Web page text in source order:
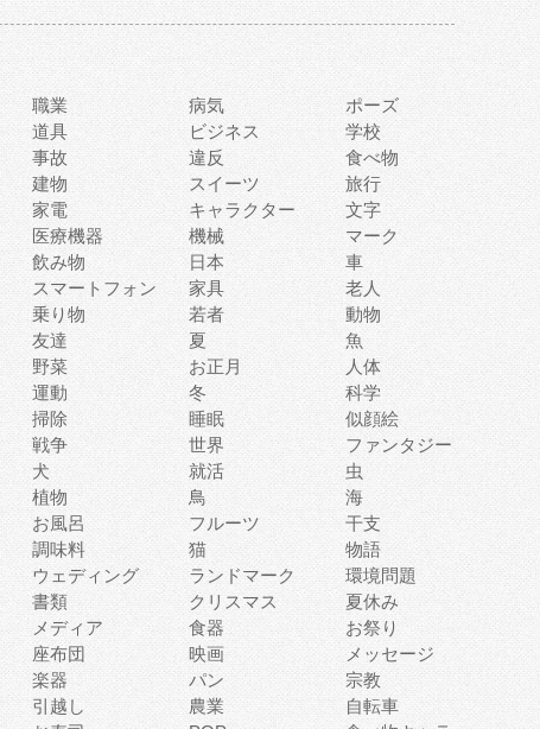
職業 病気
ポーズ
道具 ビジネス
学校
事故 違反
食べ物
建物 スイーツ
旅行
家電 キャラクター
文字
医療機器 機械
マーク
飲み物 日本
車
スマートフォン 家具
老人
乗り物 若者
動物
友達 夏
魚
野菜 お正月
人体
運動 冬
科学
掃除 睡眠
似顔絵
戦争 世界
ファンタジー
犬 就活
虫
植物 鳥
海
お風呂 フルーツ
干支
調味料 猫
物語
ウェディング ランドマーク
環境問題
書類 クリスマス
夏休み
メディア 食器
お祭り
座布団 映画
メッセージ
楽器 パン
宗教
引越し 農業
自転車